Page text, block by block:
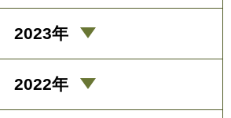
2023年
2022年